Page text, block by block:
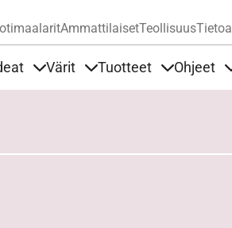
AmmattilaisetTeollisuus
Värit Tuotteet Ohjeet